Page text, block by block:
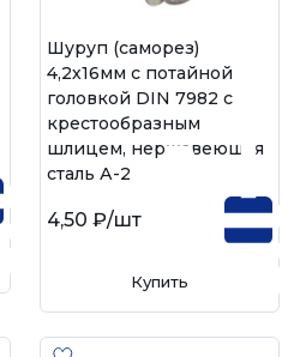
Шуруп (саморез)
4,2х16мм с потайной
головкой DIN 7982 с
крестообразным
шлицем, нержавеющая
сталь А-2
4,50 ₽/шт
Купить